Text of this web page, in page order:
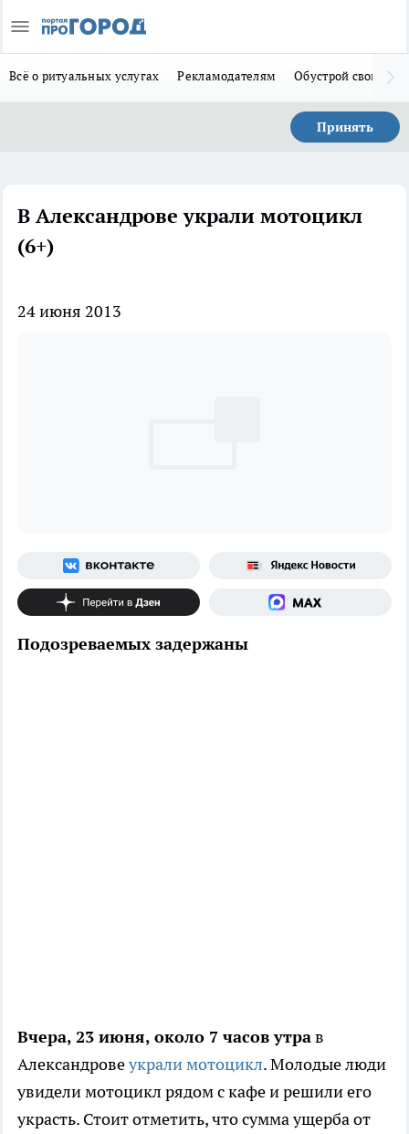
Всё о ритуальных услугах Рекламодателям Обустрой свой дом
Принять
В Александрове украли мотоцикл
(6+)
24 июня 2013
Подозреваемых задержаны
Вчера, 23 июня, около 7 часов утрав
Александровеукрали мотоцикл. Молодые люди
увидели мотоцикл рядом с кафе и решили его
украсть. Стоит отметить, что сумма ущерба от